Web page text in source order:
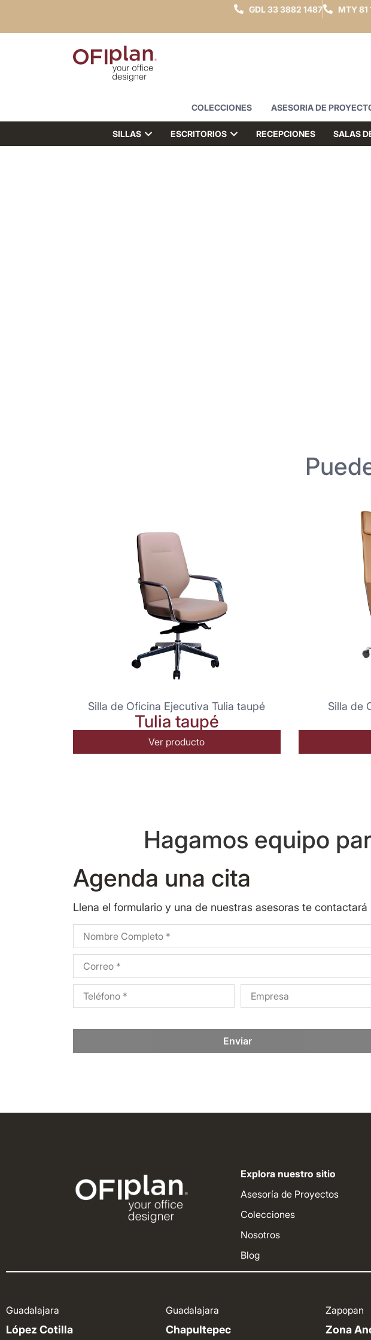
GDL33 3882 1487 MTY81
COLECCIONES ASESORIA DE
SILLAS ESCRITORIOS RECEPCIONES SALAS
Silla de Oficina Ejecutiva Tulia taupé
Tulia taupé
Ver producto
Silla de
Hagamos equipo
Agenda una cita
Llena el formulario y una de nuestras asesoras te contactará
Enviar
Explora nuestro sitio
Asesoría de Proyectos
Colecciones
Nosotros
Blog
Guadalajara
López Cotilla
Guadalajara
Chapultepec
Zapopan
Zona